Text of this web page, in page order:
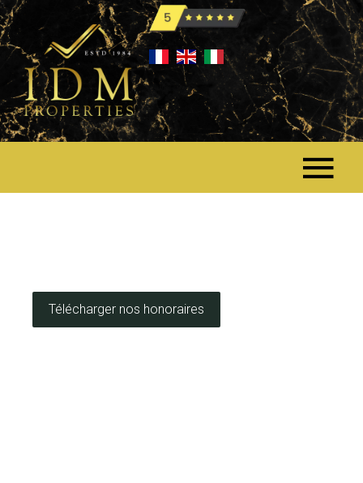
Télécharger nos honoraires